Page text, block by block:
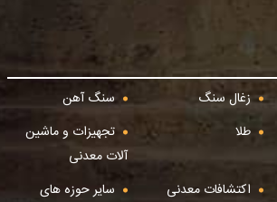
زغال سنگ
سنگ آهن
طلا
تجهیزات و ماشین
آلات معدنی
اکتشافات معدنی
سایر حوزه های